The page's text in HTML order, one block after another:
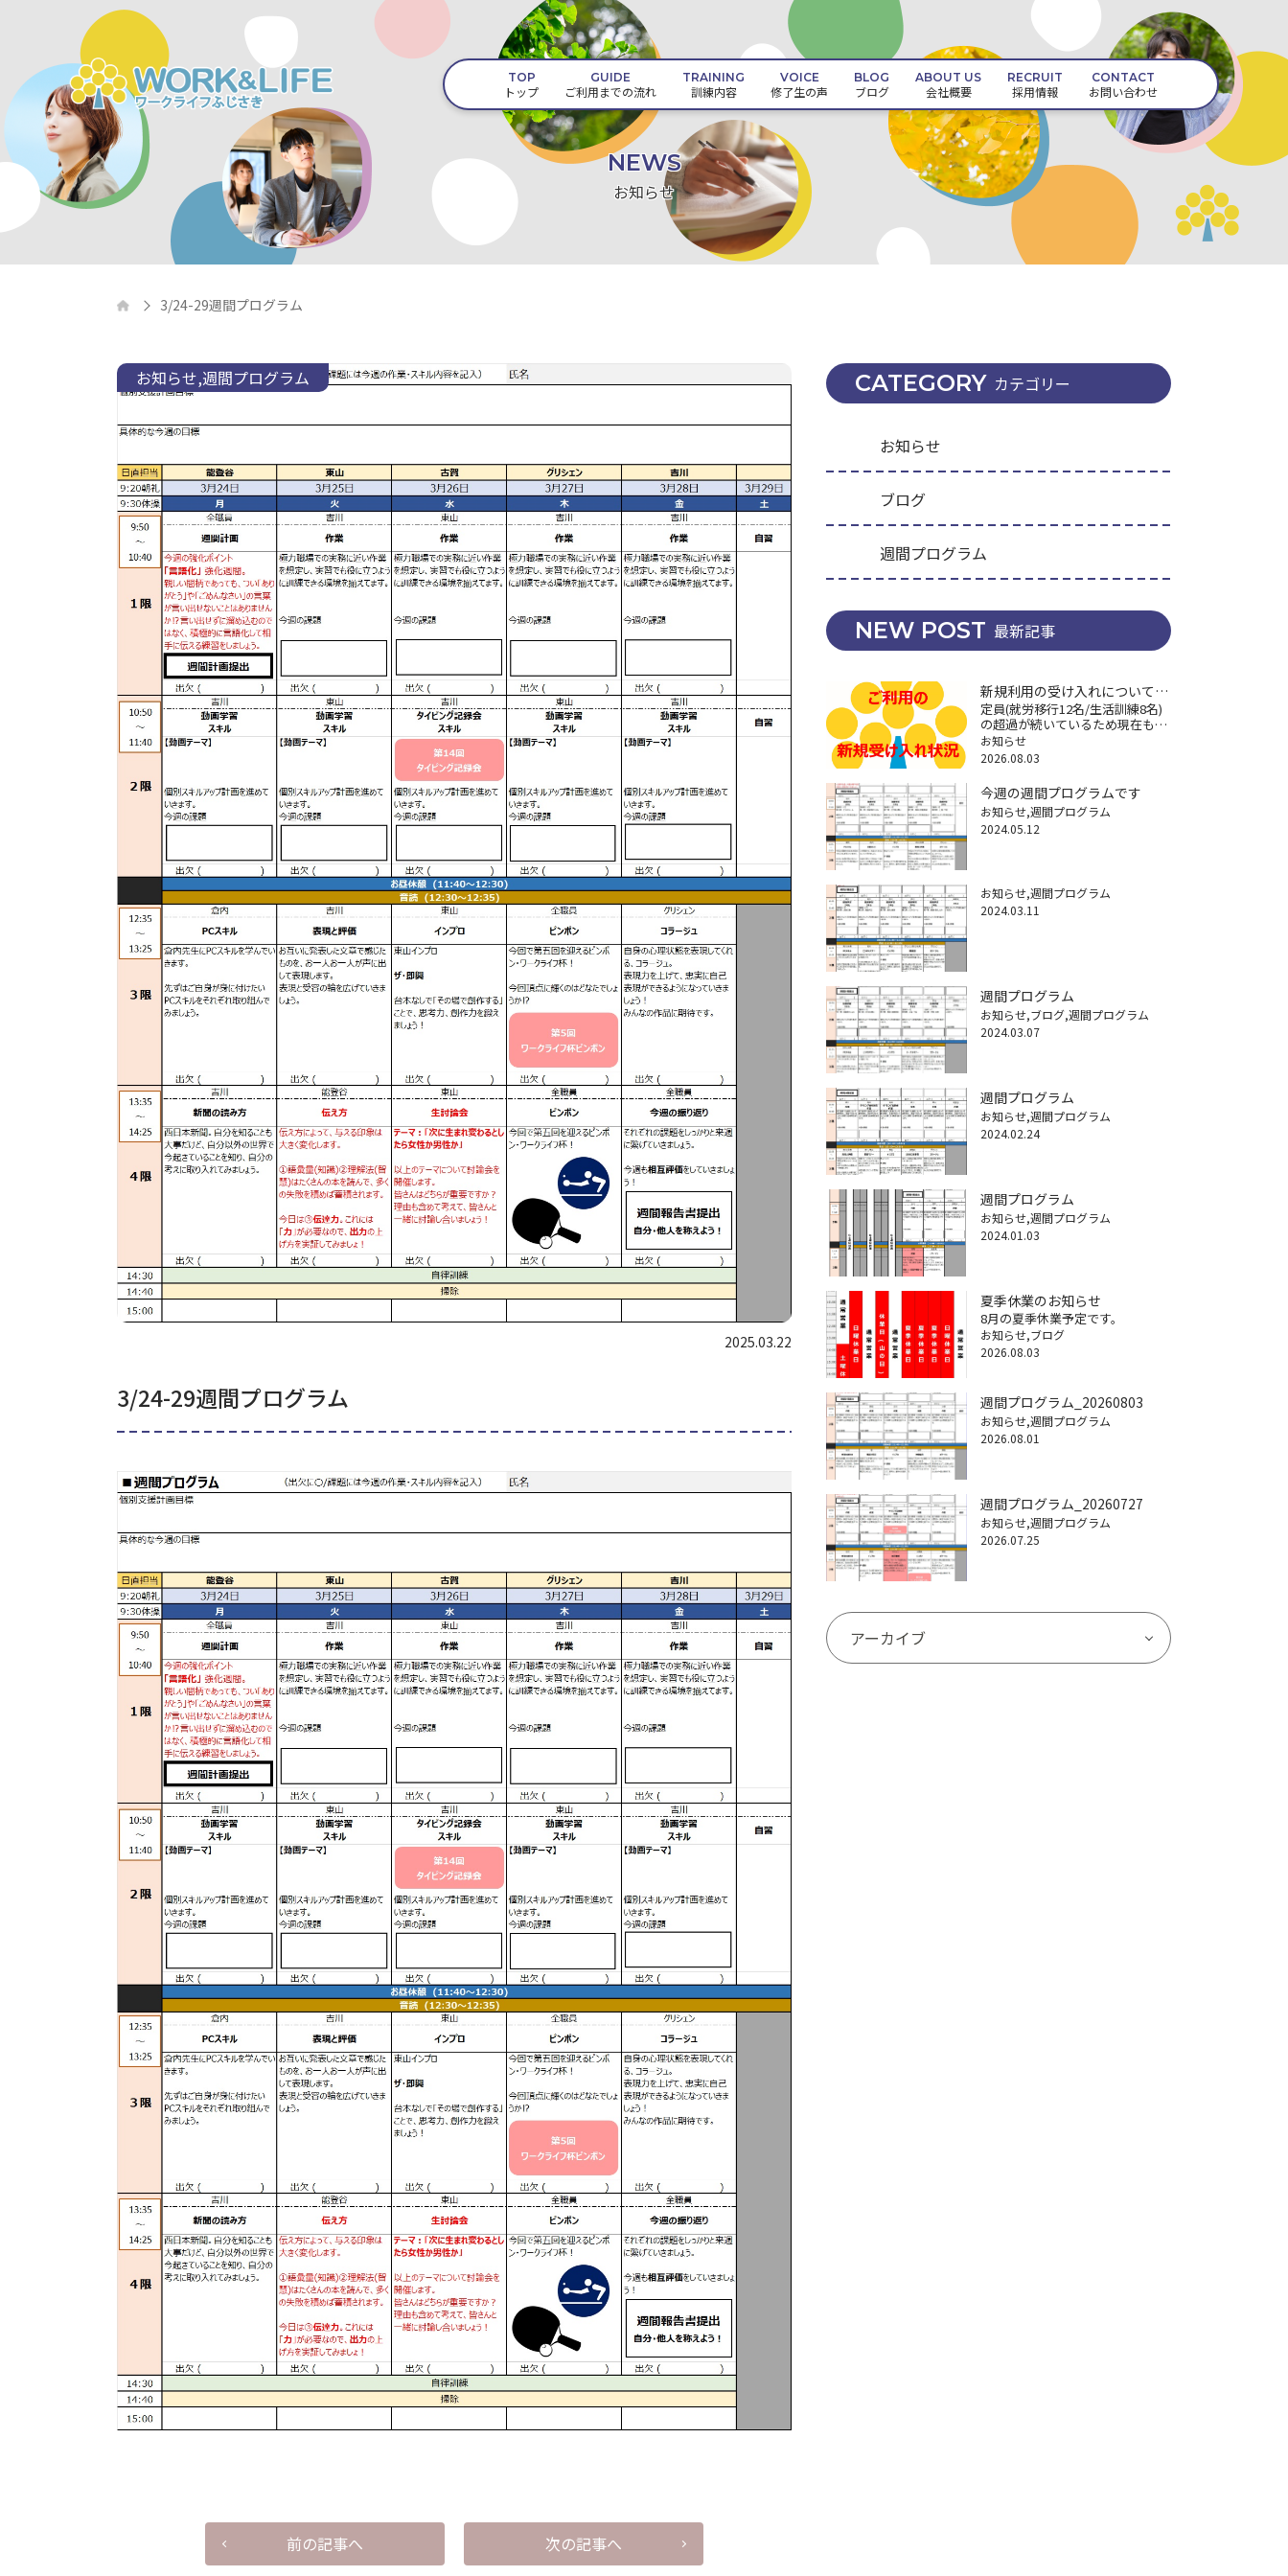
トップ
TOP
ご利用までの流れ
GUIDE
訓練内容
TRAINING
修了生の声
VOICE
ブログ
BLOG
会社概要
ABOUT US
採用情報
RECRUIT
お問い合わせ
CONTACT
NEWS
お知らせ
3/24-29週間プログラム
お知らせ 週間プログラム
2025.03.22
3/24-29週間プログラム
前の記事へ 次の記事へ
CATEGORY カテゴリー
お知らせ
ブログ
週間プログラム
NEW POST 最新記事
新規利用の受け入れについて
(再々掲)
定員(就労移行12名/生活訓練8名)
の超過が続いているため現在も新
規利用の受け入れができなくなっ
ていますが、困りごとへの相談に
くご連絡ください。※特に18歳以
降の福祉サービスや将来の経済不
安 […]
お知らせ
2026.08.03
今週の週間プログラムです
お知らせ 週間プログラム
2024.05.12
お知らせ 週間プログラム
2024.03.11
週間プログラム
お知らせ ブログ 週間プログラム
2024.03.07
週間プログラム
お知らせ 週間プログラム
2024.02.24
週間プログラム
お知らせ 週間プログラム
2024.01.03
夏季休業のお知らせ
8月の夏季休業予定です。
お知らせ ブログ
2026.08.03
週間プログラム_20260803
お知らせ 週間プログラム
2026.08.01
週間プログラム_20260727
お知らせ 週間プログラム
2026.07.25